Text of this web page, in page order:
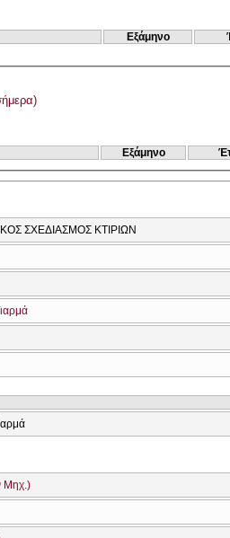
Εξάμηνο
Εξάμηνο
ΣΧΕΔΙΑΣΜΟΣ ΚΤΙΡΙΩΝ
Μηχ.)